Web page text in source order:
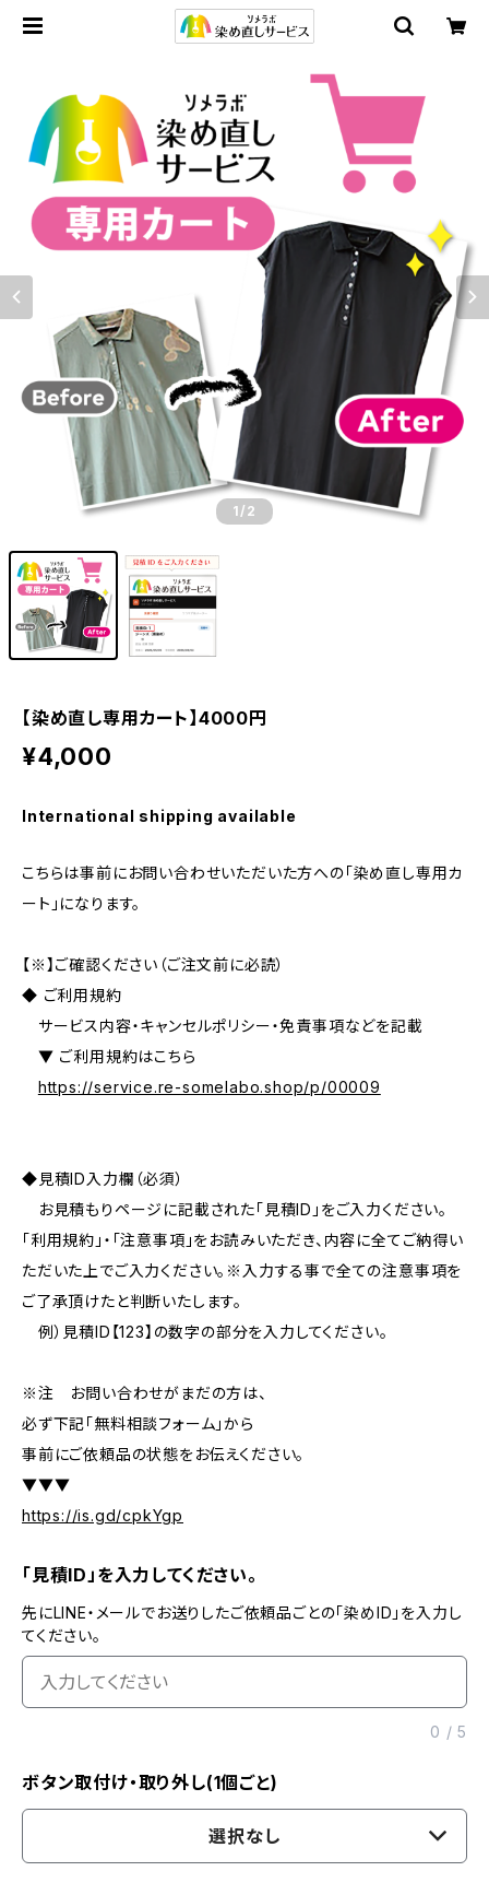
1 /2
【染め直し専用カート】4000円
¥4,000
International shipping available
こちらは事前にお問い合わせいただいた方への「染め直し専用カ
ート」になります。
【※】ご確認ください（ご注文前に必読）
◆ ご利用規約
サービス内容・キャンセルポリシー・免責事項などを記載
▼ ご利用規約はこちら
https://service.re-somelabo.shop/p/00009
◆見積ID入力欄（必須）
お見積もりページに記載された「見積ID」をご入力ください。
「利用規約」・「注意事項」をお読みいただき、内容に全てご納得い
ただいた上でご入力ください。※入力する事で全ての注意事項を
ご了承頂けたと判断いたします。
例）見積ID【123】の数字の部分を入力してください。
※注 お問い合わせがまだの方は、
必ず下記「無料相談フォーム」から
事前にご依頼品の状態をお伝えください。
▼▼▼
https://is.gd/cpkYgp
「見積ID」を入力してください。
先にLINE・メールでお送りしたご依頼品ごとの「染めID」を入力し
てください。
0 /5
ボタン取付け・取り外し(1個ごと)
選択なし